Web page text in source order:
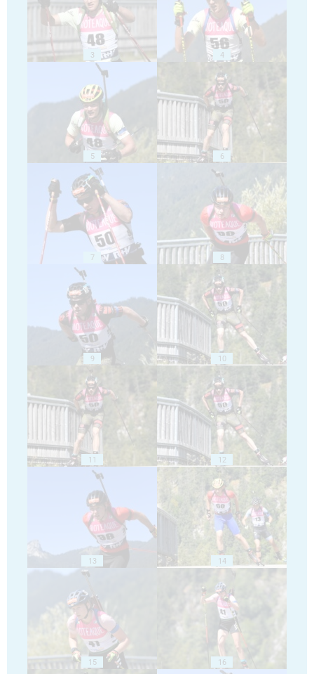
3 4
5 6
7 8
9 10
11 12
13 14
15 16